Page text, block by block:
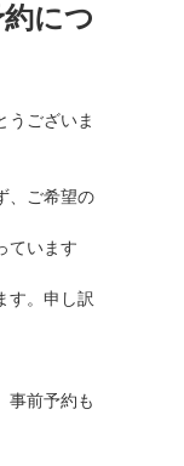
につ
うございま
、ご希望の
ています
す。申し訳
事前予約も